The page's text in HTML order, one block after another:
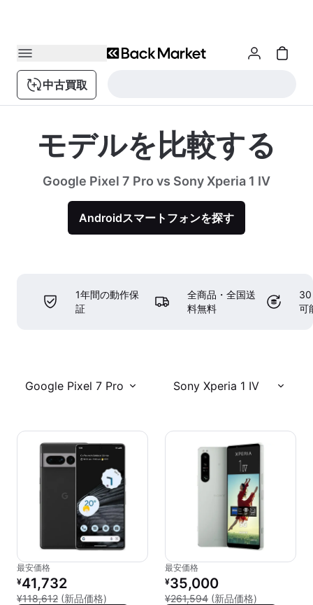
中古買取
モデルを比較する
Google Pixel 7 Pro vs Sony Xperia 1 IV
Androidスマートフォンを探す
1年間の動作保
証
全商品・全国送
料無料
30
可
Google Pixel 7 Pro Sony Xperia 1 IV
最安価格
リファービッシュ品の価格：
¥41,732
¥118,612 (新品価格) 新品との比較：¥118,612
最安価格
リファービッシュ品の価格：
¥35,000
¥261,594 (新品価格)